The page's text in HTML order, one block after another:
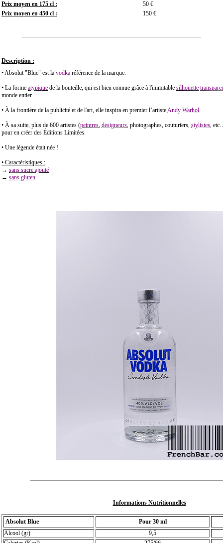
Prix moyen en 175 cl :
50 €
Prix moyen en 450 cl :
150 €
Description :
• Absolut "Blue" est la vodka référence de la marque.
• La forme atypique de la bouteille, qui est bien connue grâce à l'inimitable silhouette
monde entier.
• À la frontière de la publicité et de l'art, elle inspira en premier l’artisteAndy Warhol.
• À sa suite, plus de 600 artistes (peintres, designeurs, photographes, couturiers, stylistes,
pour en créer des Éditions Limitées.
• Une légende était née !
• Caractéristiques :
→ sans sucre ajouté
→ sans gluten
Informations Nutritionnelles
Absolut Blue
Pour 30 ml
Alcool (gr)
9,5